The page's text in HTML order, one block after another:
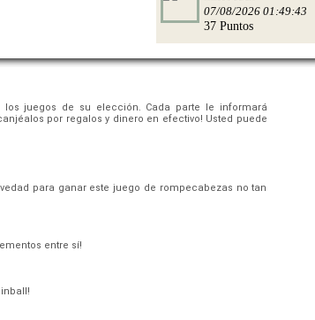
07/08/2026 01:49:43
37 Puntos
juegos de su elección. Cada parte le informará
por regalos y dinero en efectivo! Usted puede
para ganar este juego de rompecabezas no tan
entre sí!